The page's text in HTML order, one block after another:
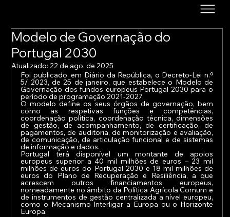
Modelo de Governação do
Portugal 2030
Atualizado:22 de ago. de 2025
Foi publicado, em Diário da República, o Decreto-Lei n.º
5/ 2023, de 25 de janeiro, que estabelece o Modelo de
Governação dos fundos europeus Portugal 2030 para o
período de programação 2021-2027.
O modelo define os seus órgãos de governação, bem
como as respetivas funções e competências,
coordenação política, coordenação técnica, dimensões
de gestão, de acompanhamento, de certificação, de
pagamentos, de auditoria, de monitorização e avaliação,
de comunicação, de articulação funcional e de sistemas
de informação e dados.
Portugal terá disponível um montante de apoios
europeus superior a 40 mil milhões de euros – 23 mil
milhões de euros do Portugal 2030 e 18 mil milhões de
euros do Plano de Recuperação e Resiliência, a que
acrescem outros financiamentos europeus,
nomeadamente no âmbito da Política Agrícola Comum e
de instrumentos de gestão centralizada a nível europeu,
como o Mecanismo Interligar a Europa ou o Horizonte
Europa.